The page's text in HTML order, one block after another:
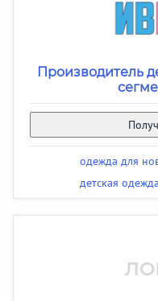
Производитель
одежда для
детская одежда